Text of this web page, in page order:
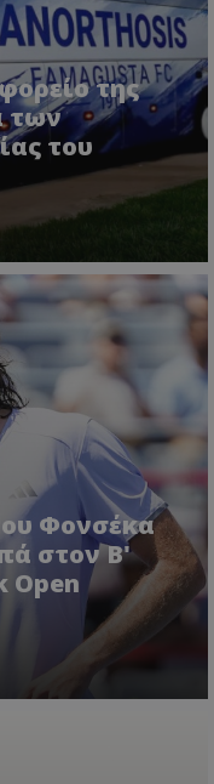
της
των
του
Φονσέκα
στον Β'
Open